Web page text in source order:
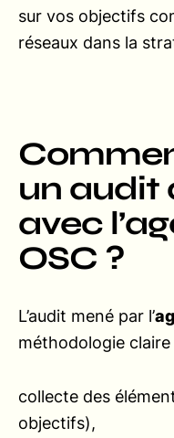
sur vos objectifs
réseaux dans la
un audit
avec
OSC ?
L’audit mené par l’
méthodologie
collecte des
objectifs),